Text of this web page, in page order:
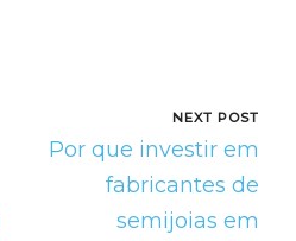
NEXT POST
Por que investir em
fabricantes de
semijoias em